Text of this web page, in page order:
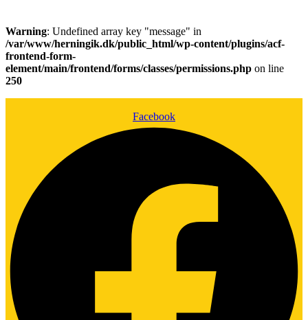
Warning: Undefined array key "message" in
/var/www/herningik.dk/public_html/wp-content/plugins/acf-
frontend-form-
element/main/frontend/forms/classes/permissions.php on line
250
Facebook